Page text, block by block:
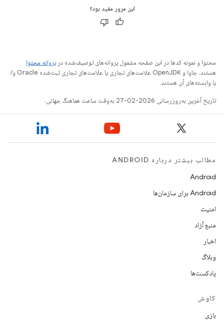
این مرور مفید بود؟
محتوا و نمونه کدها در این صفحه مشمول پروانه‌های توصیف‌شده در پروانه محتوا
هستند. جاوا و OpenJDK علامت‌های تجاری یا علامت‌های تجاری ثبت‌شده Oracle و/
یا وابسته‌های آن هستند.
تاریخ آخرین به‌روزرسانی 2026-02-27 به‌وقت ساعت هماهنگ جهانی.
مطالب بیشتر درباره ANDROID
Android
Android برای سازمان‌ها
امنیت
منبع آزاد
اخبار
وبلاگ
پادکست‌ها
کاوش
بازی